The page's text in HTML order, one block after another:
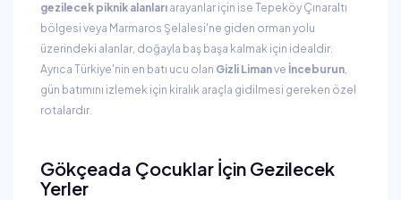
gezilecek piknik alanları arayanlar için ise Tepeköy Çınaraltı
bölgesi veya Marmaros Şelalesi'ne giden orman yolu
üzerindeki alanlar, doğayla baş başa kalmak için idealdir.
Ayrıca Türkiye'nin en batı ucu olan Gizli Limanve İnceburun,
gün batımını izlemek için kiralık araçla gidilmesi gereken özel
rotalardır.
Gökçeada Çocuklar İçin Gezilecek
Yerler